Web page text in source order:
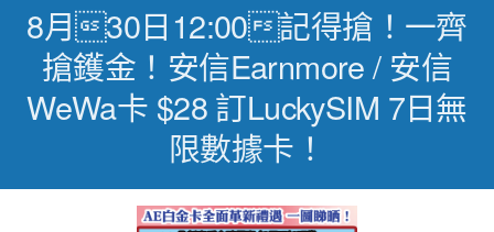
8月30日12:00記得搶！一齊
搶鑊金！安信Earnmore / 安信
WeWa卡 $28 訂LuckySIM 7日無
限數據卡！